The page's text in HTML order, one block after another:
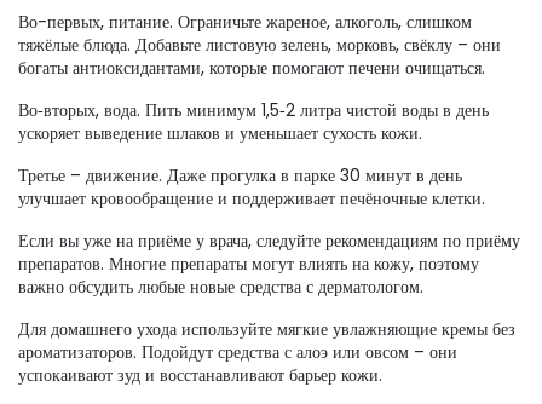
Во-первых, питание. Ограничьте жареное, алкоголь, слишком
тяжёлые блюда. Добавьте листовую зелень, морковь, свёклу – они
богаты антиоксидантами, которые помогают печени очищаться.
Во‑вторых, вода. Пить минимум 1,5‑2 литра чистой воды в день
ускоряет выведение шлаков и уменьшает сухость кожи.
Третье – движение. Даже прогулка в парке 30 минут в день
улучшает кровообращение и поддерживает печёночные клетки.
Если вы уже на приёме у врача, следуйте рекомендациям по приёму
препаратов. Многие препараты могут влиять на кожу, поэтому
важно обсудить любые новые средства с дерматологом.
Для домашнего ухода используйте мягкие увлажняющие кремы без
ароматизаторов. Подойдут средства с алоэ или овсом – они
успокаивают зуд и восстанавливают барьер кожи.